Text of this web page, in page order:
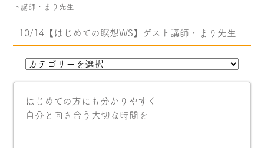
ト講師・まり先生
10/14【はじめての瞑想WS】ゲスト講師・まり先生
はじめての方にも分かりやすく
自分と向き合う大切な時間を